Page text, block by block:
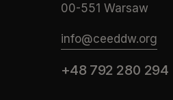
00-551 Warsaw
info@ceeddw.org
+48 792 280 294